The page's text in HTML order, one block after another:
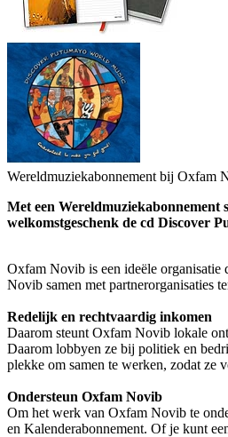
Wereldmuziekabonnement bij Oxfam
Met een Wereldmuziekabonnement
welkomstgeschenk de cd Discover
Oxfam Novib is een ideële organisatie
Novib samen met partnerorganisaties
Redelijk en rechtvaardig inkomen
Daarom steunt Oxfam Novib lokale
Daarom lobbyen ze bij politiek en
plekke om samen te werken, zodat ze
Ondersteun Oxfam Novib
Om het werk van Oxfam Novib te
en Kalenderabonnement. Of je kunt